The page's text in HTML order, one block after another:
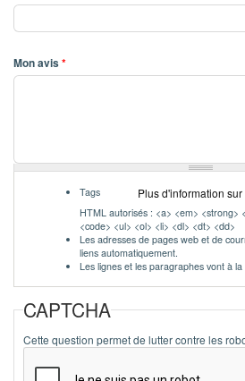
Mon avis*
Plus d'information
Tags
HTML autorisés : <a> <em> <strong>
<code> <ul> <ol> <li> <dl> <dt> <dd>
Les adresses de pages web et de
liens automatiquement.
Les lignes et les paragraphes vont à
CAPTCHA
Cette question permet de lutter contre les